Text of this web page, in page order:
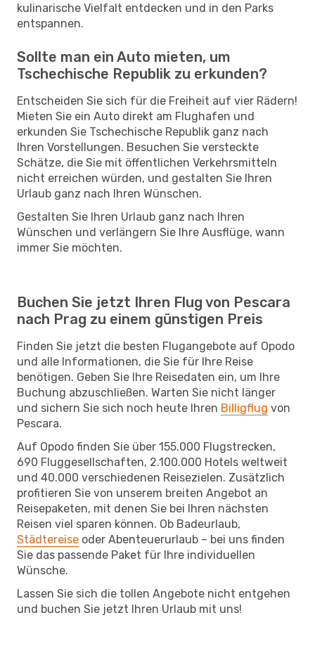
kulinarische Vielfalt entdecken und in den Parks
entspannen.
Sollte man ein Auto mieten, um
Tschechische Republik zu erkunden?
Entscheiden Sie sich für die Freiheit auf vier Rädern!
Mieten Sie ein Auto direkt am Flughafen und
erkunden Sie Tschechische Republik ganz nach
Ihren Vorstellungen. Besuchen Sie versteckte
Schätze, die Sie mit öffentlichen Verkehrsmitteln
nicht erreichen würden, und gestalten Sie Ihren
Urlaub ganz nach Ihren Wünschen.
Gestalten Sie Ihren Urlaub ganz nach Ihren
Wünschen und verlängern Sie Ihre Ausflüge, wann
immer Sie möchten.
Buchen Sie jetzt Ihren Flug von Pescara
nach Prag zu einem günstigen Preis
Finden Sie jetzt die besten Flugangebote auf Opodo
und alle Informationen, die Sie für Ihre Reise
benötigen. Geben Sie Ihre Reisedaten ein, um Ihre
Buchung abzuschließen. Warten Sie nicht länger
und sichern Sie sich noch heute Ihren Billigflug von
Pescara.
Auf Opodo finden Sie über 155.000 Flugstrecken,
690 Fluggesellschaften, 2.100.000 Hotels weltweit
und 40.000 verschiedenen Reisezielen. Zusätzlich
profitieren Sie von unserem breiten Angebot an
Reisepaketen, mit denen Sie bei Ihren nächsten
Reisen viel sparen können. Ob Badeurlaub,
Städtereise oder Abenteuerurlaub – bei uns finden
Sie das passende Paket für Ihre individuellen
Wünsche.
Lassen Sie sich die tollen Angebote nicht entgehen
und buchen Sie jetzt Ihren Urlaub mit uns!